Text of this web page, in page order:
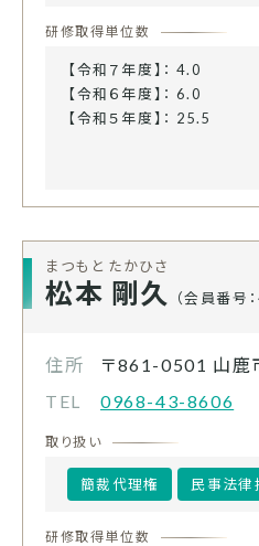
研修取得単位数
【令和７年度】： 4.0
【令和６年度】： 6.0
【令和５年度】： 25.5
松本 剛久
まつもと たかひさ
（会員番号
住所 〒861-0501 山鹿
TEL
0968-43-8606
取り扱い
簡裁代理権 民事法律
研修取得単位数